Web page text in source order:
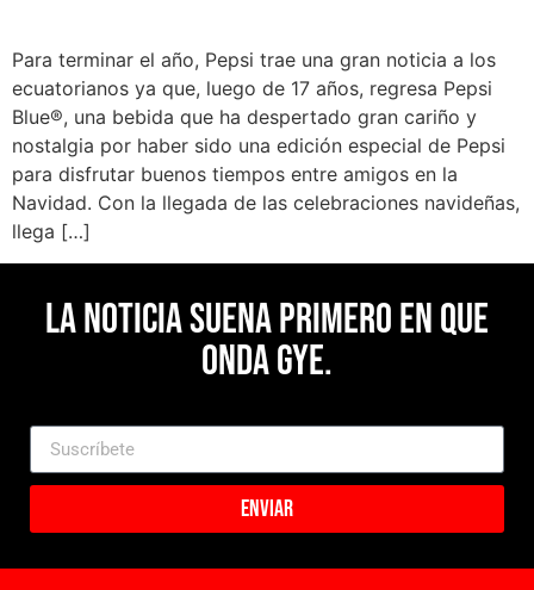
Para terminar el año, Pepsi trae una gran noticia a los
ecuatorianos ya que, luego de 17 años, regresa Pepsi
Blue®, una bebida que ha despertado gran cariño y
nostalgia por haber sido una edición especial de Pepsi
para disfrutar buenos tiempos entre amigos en la
Navidad. Con la llegada de las celebraciones navideñas,
llega […]
La noticia suena primero en Que
Onda Gye.
Enviar